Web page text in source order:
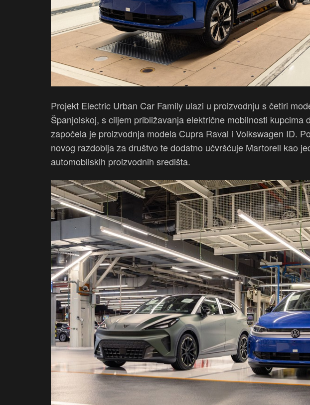
Projekt Electric Urban Car Family ulazi u proizvodnju s četiri
Španjolskoj, s ciljem približavanja električne mobilnosti kupcima
započela je proizvodnja modela Cupra Raval i Volkswagen ID.
novog razdoblja za društvo te dodatno učvršćuje Martorell kao
automobilskih proizvodnih središta.